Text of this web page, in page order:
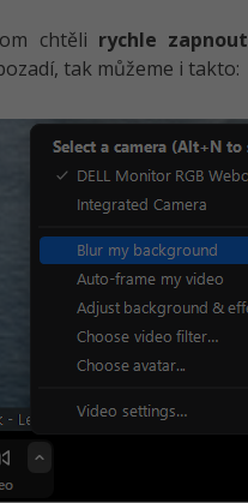
chtěli rychle zapnout
tak můžeme i takto: